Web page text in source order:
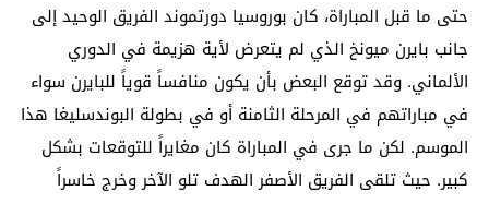
حتى ما قبل المباراة، كان بوروسيا دورتموند الفريق الوحيد إلى
جانب بايرن ميونخ الذي لم يتعرض لأية هزيمة في الدوري
الألماني. وقد توقع البعض بأن يكون منافساً قوياً للبايرن سواء
في مباراتهم في المرحلة الثامنة أو في بطولة البوندسليغا هذا
الموسم. لكن ما جرى في المباراة كان مغايراً للتوقعات بشكل
كبير. حيث تلقى الفريق الأصفر الهدف تلو الآخر وخرج خاسراً